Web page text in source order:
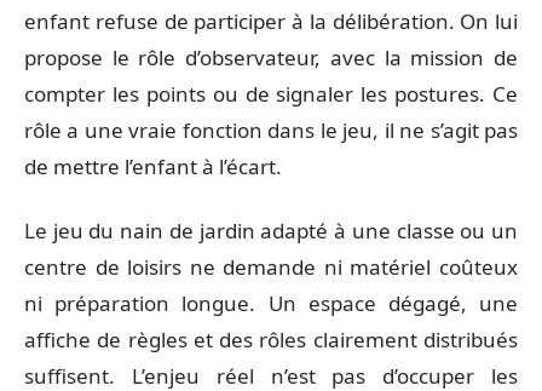
enfant refuse de participer à la délibération. On lui
propose le rôle d’observateur, avec la mission de
compter les points ou de signaler les postures. Ce
rôle a une vraie fonction dans le jeu, il ne s’agit pas
de mettre l’enfant à l’écart.
Le jeu du nain de jardin adapté à une classe ou un
centre de loisirs ne demande ni matériel coûteux
ni préparation longue. Un espace dégagé, une
affiche de règles et des rôles clairement distribués
suffisent. L’enjeu réel n’est pas d’occuper les